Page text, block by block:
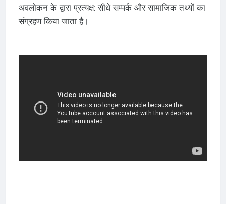
अवलोकन के द्वारा प्रत्यक्ष: सीधे सम्पर्क और सामाजिक तथ्यों का
संग्रहण किया जाता है।